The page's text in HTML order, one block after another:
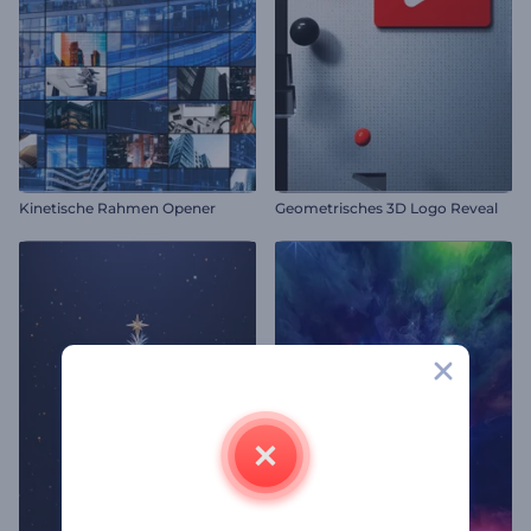
Kinetische Rahmen Opener Geometrisches 3D Logo Reveal